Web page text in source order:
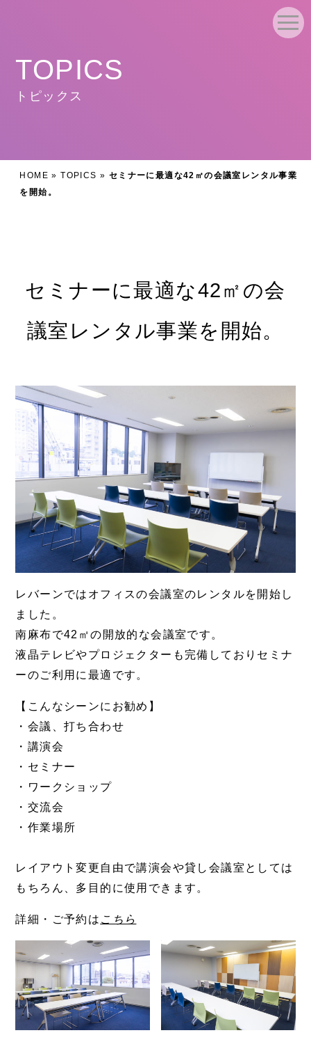
TOPICS
トピックス
HOME »TOPICS » セミナーに最適な42㎡の会議室レンタル事業
を開始。
セミナーに最適な42㎡の会
議室レンタル事業を開始。
レバーンではオフィスの会議室のレンタルを開始し
ました。
南麻布で42㎡の開放的な会議室です。
液晶テレビやプロジェクターも完備しておりセミナ
ーのご利用に最適です。
【こんなシーンにお勧め】
・会議、打ち合わせ
・講演会
・セミナー
・ワークショップ
・交流会
・作業場所
レイアウト変更自由で講演会や貸し会議室としては
もちろん、多目的に使用できます。
詳細・ご予約は こちら